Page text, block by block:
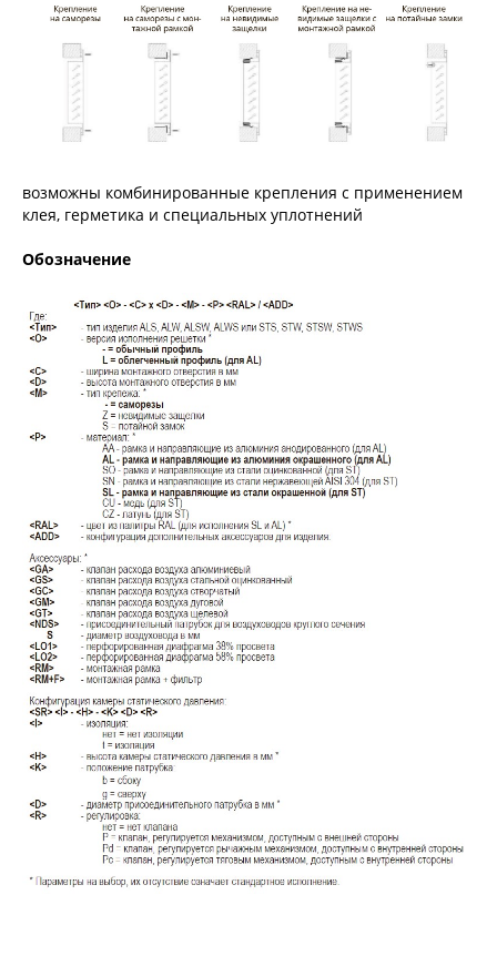
возможны комбинированные крепления с применением
клея, герметика и специальных уплотнений
Обозначение